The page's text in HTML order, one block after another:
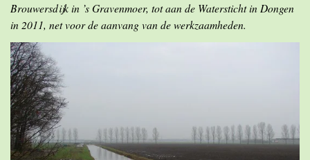
Brouwersdijk in ’s Gravenmoer, tot aan de Watersticht in Dongen
in 2011, net voor de aanvang van de werkzaamheden.